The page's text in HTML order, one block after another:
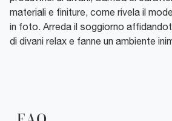
materiali e finiture, come rivela il
in foto. Arreda il soggiorno
di divani relax e fanne un ambiente